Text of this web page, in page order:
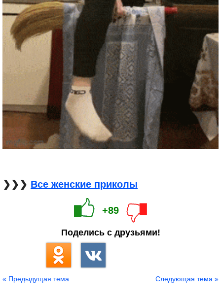
❯❯❯ Все женские приколы
+89
Поделись с друзьями!
« Предыдущая тема Следующая тема »